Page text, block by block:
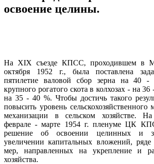
освоение целины.
На XIX съезде КПСС, проходившем в
октября 1952 г., была поставлена
пятилетие валовой сбор зерна на 40 -
крупного рогатого скота в колхозах - на 36
на 35 - 40 %. Чтобы достичь такого
повысить уровень
механизации в сельском хозяйстве.
феврале - марте 1954 г. пленуме ЦК
решение об освоении целинных и
увеличении капитальных вложений, ряде
мер, направленных на укрепление и
хозяйства.